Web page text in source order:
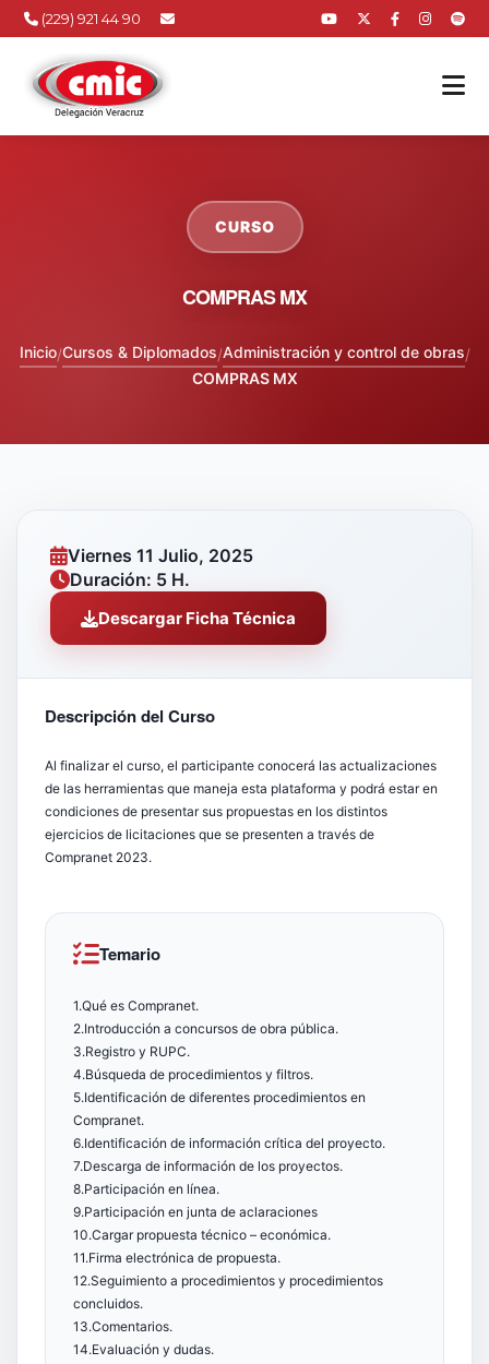
(229) 921 44 90
CURSO
COMPRAS MX
Inicio/Cursos & Diplomados/Administración y control de obras/
COMPRAS MX
Viernes 11 Julio, 2025
Duración: 5 H.
Descargar Ficha Técnica
Descripción del Curso
Al finalizar el curso, el participante conocerá las actualizaciones
de las herramientas que maneja esta plataforma y podrá estar en
condiciones de presentar sus propuestas en los distintos
ejercicios de licitaciones que se presenten a través de
Compranet 2023.
Temario
1.Qué es Compranet.
2.Introducción a concursos de obra pública.
3.Registro y RUPC.
4.Búsqueda de procedimientos y filtros.
5.Identificación de diferentes procedimientos en
Compranet.
6.Identificación de información crítica del proyecto.
7.Descarga de información de los proyectos.
8.Participación en línea.
9.Participación en junta de aclaraciones
10.Cargar propuesta técnico – económica.
11.Firma electrónica de propuesta.
12.Seguimiento a procedimientos y procedimientos
concluidos.
13.Comentarios.
14.Evaluación y dudas.